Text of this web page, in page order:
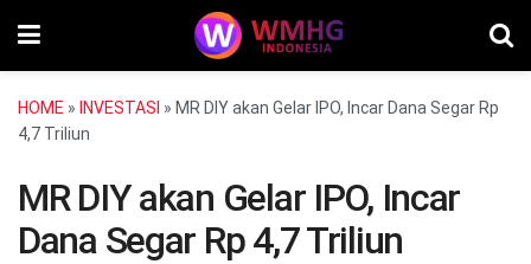
HOME » INVESTASI » MR DIY akan Gelar IPO, Incar Dana Segar Rp
4,7 Triliun
MR DIY akan Gelar IPO, Incar
Dana Segar Rp 4,7 Triliun